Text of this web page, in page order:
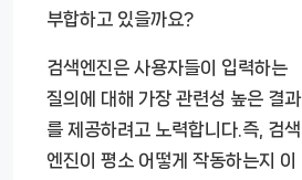
부합하고 있을까요?
검색엔진은 사용자들이 입력하는
질의에 대해 가장 관련성 높은 결과
를 제공하려고 노력합니다.즉, 검색
엔진이 평소 어떻게 작동하는지 이